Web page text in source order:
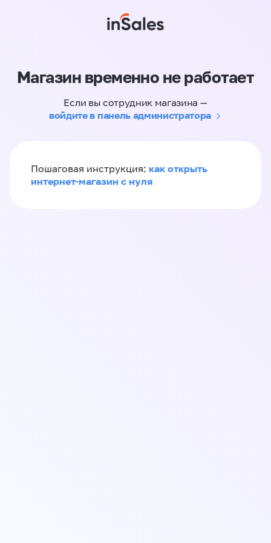
Магазин временно не работает
Если вы сотрудник магазина —
войдите в панель администратора
Пошаговая инструкция: как открыть
интернет-магазин с нуля